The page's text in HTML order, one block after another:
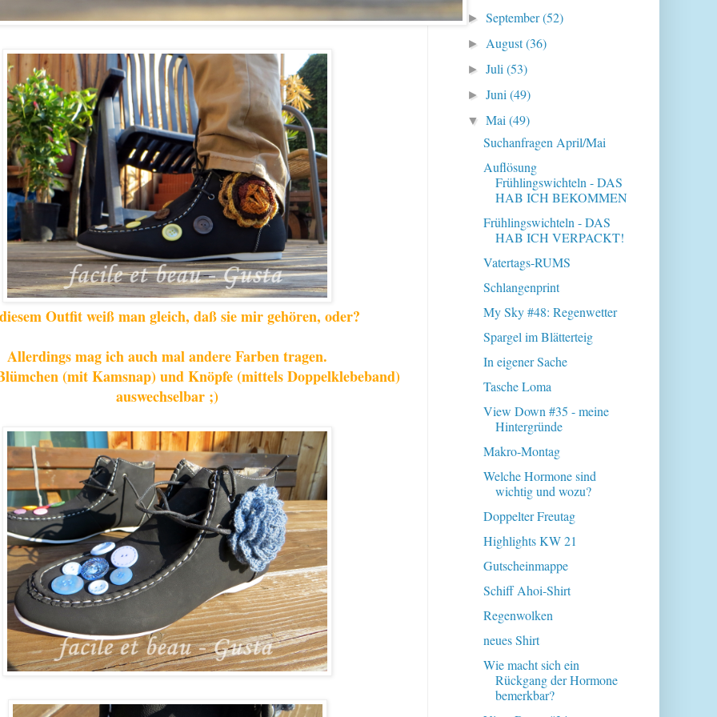
Outfit weiß man gleich, daß sie mir gehören, oder?
Allerdings mag ich auch mal andere Farben tragen.
(mit Kamsnap) und Knöpfe (mittels Doppelklebeband)
auswechselbar ;)
►September(52)
► August(36)
►Juli(53)
►Juni(49)
▼Mai(49)
Suchanfragen April/Mai
Auflösung
Frühlingswichteln - DAS
HAB ICH BEKOMMEN
Frühlingswichteln - DAS
HAB ICH VERPACKT!
Vatertags-RUMS
Schlangenprint
My Sky #48: Regenwetter
Spargel im Blätterteig
In eigener Sache
Tasche Loma
View Down #35 - meine
Hintergründe
Makro-Montag
Welche Hormone sind
wichtig und wozu?
Doppelter Freutag
Highlights KW 21
Gutscheinmappe
Schiff Ahoi-Shirt
Regenwolken
neues Shirt
Wie macht sich ein
Rückgang der Hormone
bemerkbar?